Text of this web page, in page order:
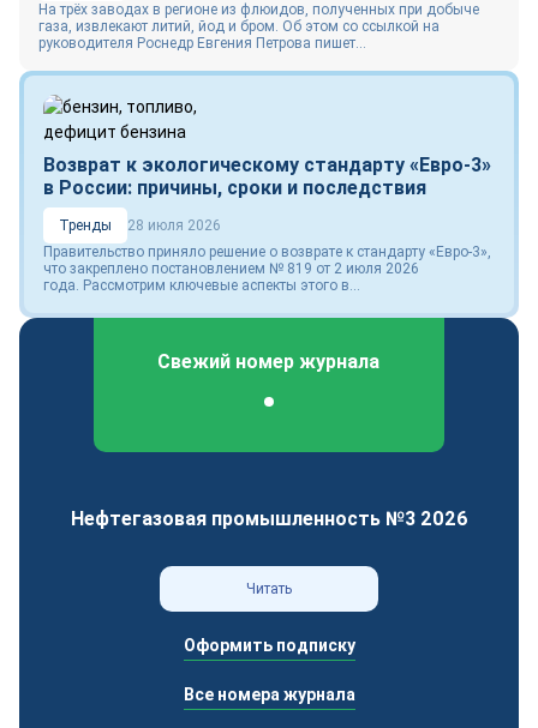
На трёх заводах в регионе из флюидов, полученных при добыче
газа, извлекают литий, йод и бром. Об этом со ссылкой на
руководителя Роснедр Евгения Петрова пишет...
Возврат к экологическому стандарту «Евро-3»
в России: причины, сроки и последствия
Тренды
28 июля 2026
Правительство приняло решение о возврате к стандарту «Евро-3»,
что закреплено постановлением № 819 от 2 июля 2026
года. Рассмотрим ключевые аспекты этого в...
Свежий номер журнала
Нефтегазовая промышленность №3 2026
Читать
Оформить подписку
Все номера журнала